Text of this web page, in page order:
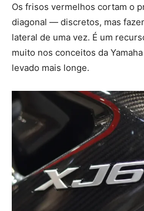
Os frisos vermelhos cortam o
diagonal — discretos, mas
lateral de uma vez. É um
muito nos conceitos da
levado mais longe.